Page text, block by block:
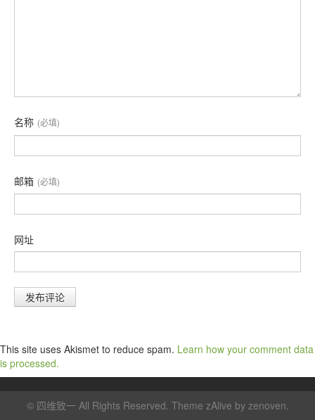
名称 (必填)
邮箱 (必填)
网址
This site uses Akismet to reduce spam. Learn how your comment data
is processed.
© 四维致一All Rights Reserved. Theme zAlive by zenoven.